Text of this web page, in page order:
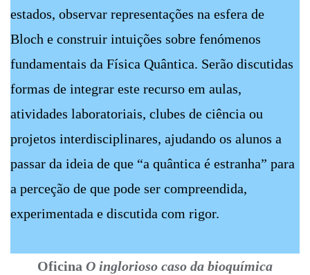
estados, observar representações na esfera de
Bloch e construir intuições sobre fenómenos
fundamentais da Física Quântica. Serão discutidas
formas de integrar este recurso em aulas,
atividades laboratoriais, clubes de ciência ou
projetos interdisciplinares, ajudando os alunos a
passar da ideia de que “a quântica é estranha” para
a perceção de que pode ser compreendida,
experimentada e discutida com rigor.
Oficina O inglorioso caso da bioquímica